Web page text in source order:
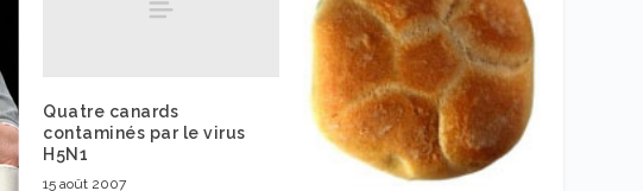
Quatre canards
contaminés par le virus
H5N1
15 août 2007